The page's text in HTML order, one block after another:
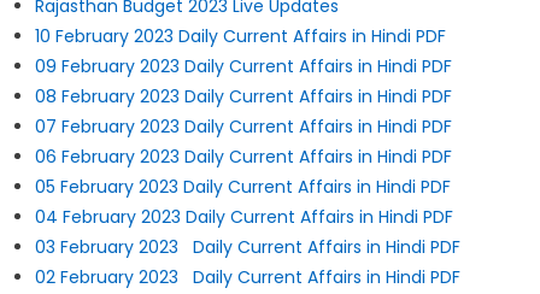
Rajasthan Budget 2023 Live Updates
10 February 2023 Daily Current Affairs in Hindi PDF
09 February 2023 Daily Current Affairs in Hindi PDF
08 February 2023 Daily Current Affairs in Hindi PDF
07 February 2023 Daily Current Affairs in Hindi PDF
06 February 2023 Daily Current Affairs in Hindi PDF
05 February 2023 Daily Current Affairs in Hindi PDF
04 February 2023 Daily Current Affairs in Hindi PDF
03 February 2023 Daily Current Affairs in Hindi PDF
02 February 2023 Daily Current Affairs in Hindi PDF